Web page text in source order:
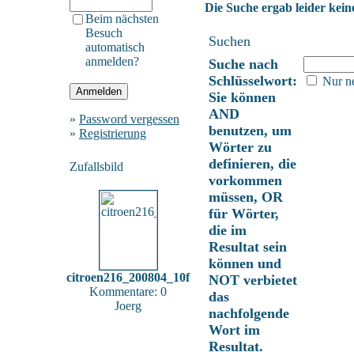
Beim nächsten
Besuch
automatisch
anmelden?
» Password vergessen
» Registrierung
Zufallsbild
citroen216_200804_10f
Kommentare: 0
Joerg
Die Suche ergab leider
Suchen
Suche nach
Schlüsselwort:
Sie können
AND
benutzen, um
Wörter zu
definieren, die
vorkommen
müssen, OR
für Wörter,
die im
Resultat sein
können und
NOT verbietet
das
nachfolgende
Wort im
Resultat.
Nur